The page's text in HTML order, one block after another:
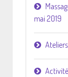
mai 2019